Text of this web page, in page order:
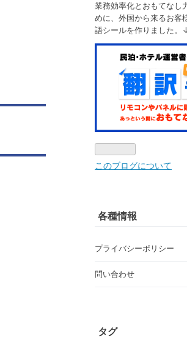
業務効率化とおもてなし
めに、外国から来るお客
語シールを作りました
このブログについて
各種情報
プライバシーポリシー
問い合わせ
タグ